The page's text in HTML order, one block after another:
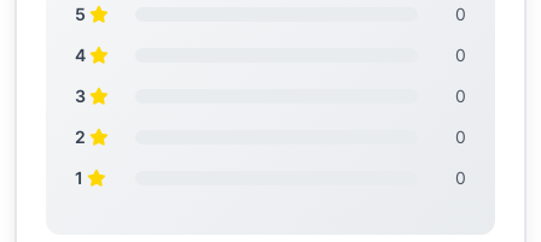
5
0
4
0
3
0
2
0
1
0